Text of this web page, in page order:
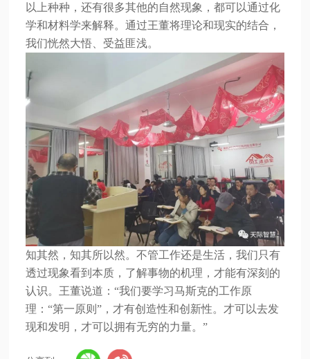
以上种种，还有很多其他的自然现象，都可以通过化
学和材料学来解释。通过王董将理论和现实的结合，
我们恍然大悟、受益匪浅。
知其然，知其所以然。不管工作还是生活，我们只有
透过现象看到本质，了解事物的机理，才能有深刻的
认识。王董说道：“我们要学习马斯克的工作原
理：“第一原则”，才有创造性和创新性。才可以去发
现和发明，才可以拥有无穷的力量。”